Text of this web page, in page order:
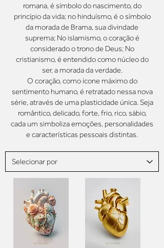
romana, é símbolo do nascimento, do
princípio da vida; no hinduísmo, é o símbolo
da morada de Brama, sua divindade
suprema; No islamismo, o coração é
considerado o trono de Deus; No
cristianismo, é entendido como núcleo do
ser, a morada da verdade.​
O coração, como ícone máximo do
sentimento humano, é retratado nessa nova
série, através de uma plasticidade única. Seja
romântico, delicado, forte, frio, rico, sábio,
cada um simboliza emoções, personalidades
e características pessoais distintas.